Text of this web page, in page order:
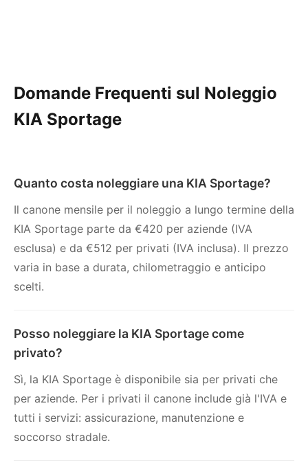
Domande Frequenti sul Noleggio
KIA Sportage
Quanto costa noleggiare una KIA Sportage?
Il canone mensile per il noleggio a lungo termine della
KIA Sportage parte da €420 per aziende (IVA
esclusa) e da €512 per privati (IVA inclusa). Il prezzo
varia in base a durata, chilometraggio e anticipo
scelti.
Posso noleggiare la KIA Sportage come
privato?
Sì, la KIA Sportage è disponibile sia per privati che
per aziende. Per i privati il canone include già l'IVA e
tutti i servizi: assicurazione, manutenzione e
soccorso stradale.